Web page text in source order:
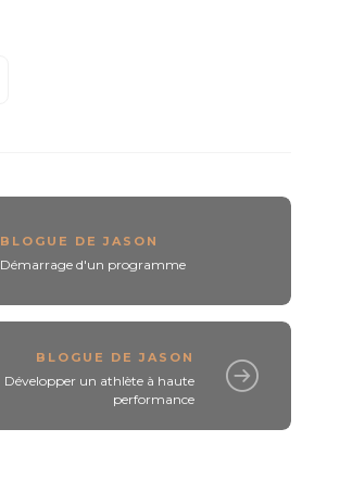
BLOGUE DE JASON
Démarrage d'un programme
BLOGUE DE JASON
Développer un athlète à haute
performance